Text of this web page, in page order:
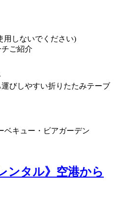
しないでください)
ご紹介
びしやすい折りたたみテーブ
ベキュー・ビアガーデン
ンタル》空港から